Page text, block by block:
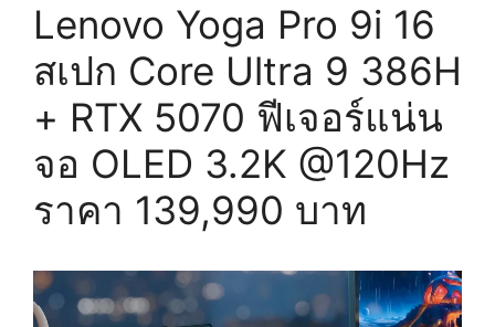
Lenovo Yoga Pro 9i 16
สเปก Core Ultra 9 386H
+ RTX 5070 ฟีเจอร์แน่น
จอ OLED 3.2K @120Hz
ราคา 139,990 บาท